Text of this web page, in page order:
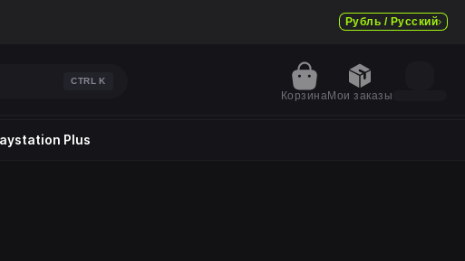
Рубль / Русский
CTRL K
КорзинаМои заказы
Plus